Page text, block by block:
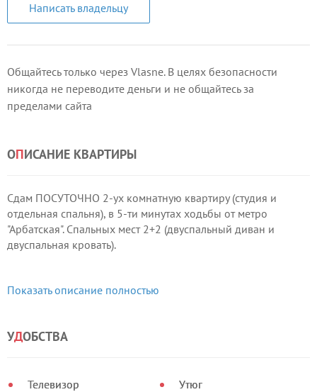
Написать владельцу
Общайтесь только через Vlasne. В целях безопасности
никогда не переводите деньги и не общайтесь за
пределами сайта
ОПИСАНИЕ КВАРТИРЫ
Сдам ПОСУТОЧНО 2-ух комнатную квартиру (студия и
отдельная спальня), в 5-ти минутах ходьбы от метро
"Арбатская". Спальных мест 2+2 (двуспальный диван и
двуспальная кровать).
проживания, включая: ИНТЕРНЕТ Wi-Fi, ТЕХНИКУ,
приготовления пищи, питьевую воду, чай, кофе, соль, сахар,
Показать описание полностью
УДОБСТВА
Телевизор
Утюг